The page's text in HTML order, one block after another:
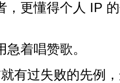
，更懂得个人 IP
着唱赞歌。
有过失败的先例